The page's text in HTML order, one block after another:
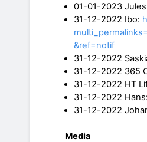
01-01-2023
31-12-2022 Ibo:
&ref=notif
31-12-2022
31-12-2022 365
31-12-2022 HT
31-12-2022 Hans:
31-12-2022
Media